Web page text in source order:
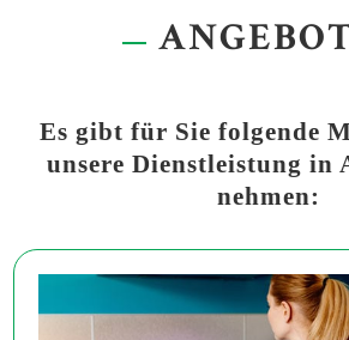
Es gibt für Sie folgende
unsere Dienstleistung in
nehmen: